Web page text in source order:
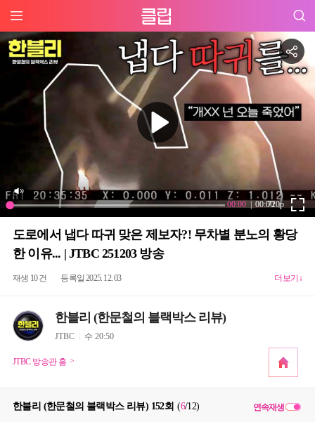
도로에서 냅다 따귀 맞은 제보자?! 무차별 분노의 황당
한 이유... | JTBC 251203 방송
재생 10 건 등록일 2025. 12. 03 더보기↓
한블리 (한문철의 블랙박스 리뷰)
JTBC 수 20:50
JTBC 방송관 홈
한블리 (한문철의 블랙박스 리뷰) 152회 (6/12) 연속재생